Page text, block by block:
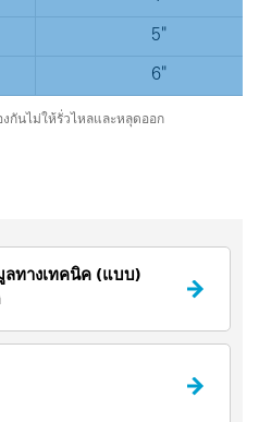
5"
6"
กันไม่ให้รั่วไหลและหลุดออก
ลทางเทคนิค (แบบ)